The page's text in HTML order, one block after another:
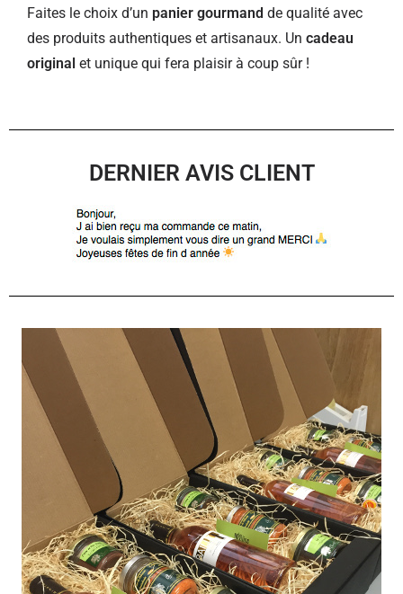
Faites le choix d’un panier gourmand de qualité avec
des produits authentiques et artisanaux. Un cadeau
original et unique qui fera plaisir à coup sûr !
DERNIER AVIS CLIENT